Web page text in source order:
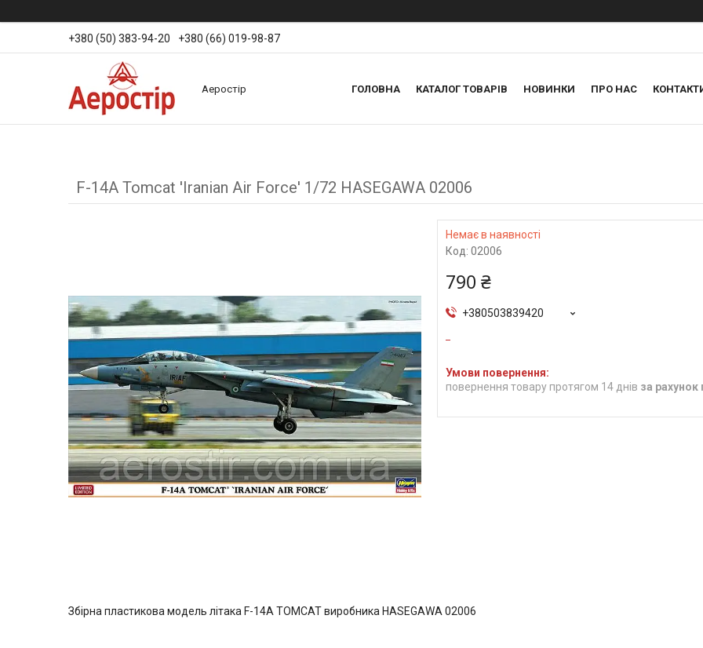
+380 (50) 383-94-20 +380 (66) 019-98-87
Аеростір ГОЛОВНА КАТАЛОГ ТОВАРІВ НОВИНКИ ПРО НАС
F-14A Tomcat 'Iranian Air Force' 1/72 HASEGAWA 02006
Немає в наявності
Код: 02006
790 ₴
+380503839420
повернення товару протягом 14 днів за рахунок
Збірна пластикова модель літака F-14A TOMCAT виробника HASEGAWA 02006